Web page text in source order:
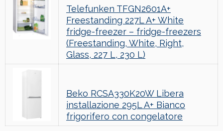
Telefunken TFGN2601A+
Freestanding 227L A+ White
fridge-freezer – fridge-freezers
(Freestanding, White, Right,
Glass, 227 L, 230 L)
Beko RCSA330K20W Libera
installazione 295L A+ Bianco
frigorifero con congelatore